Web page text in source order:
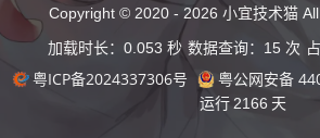
Copyright © 2020 - 2026 小宜技术猫
加载时长：0.053 秒 数据查询：15 次
粤ICP备2024337306号 粤公网安备
运行 2166 天